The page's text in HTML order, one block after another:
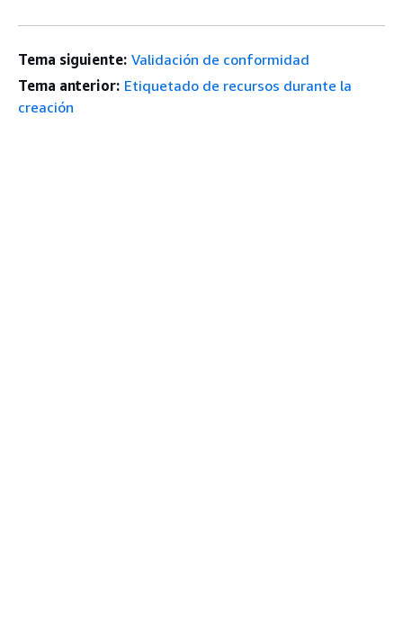
Tema siguiente: Validación de conformidad
Tema anterior: Etiquetado de recursos durante la
creación